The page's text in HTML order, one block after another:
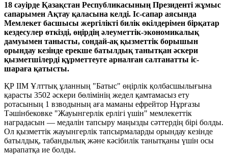
18 сәуірде Қазақстан Республикасының Президенті жұмыс
сапарымен Ақтау қаласына келді. Іс-сапар аясында
Мемлекет басшысы жергілікті билік өкілдерімен бірқатар
кездесулер өткізді, өңірдің әлеуметтік-экономикалық
дамуымен танысты, сондай-ақ қызметтік борышын
орындау кезінде ерекше батылдық танытқан әскери
қызметшілерді құрметтеуге арналған салтанатты іс-
шараға қатысты.
ҚР ІІМ Ұлттық ұланның "Батыс" өңірлік қолбасшылығына
қарасты 3502 әскери бөлімінің жедел қамтамасыз ету
ротасының 1 взводының аға маманы ефрейтор Нұрғазы
Тәшінбековке "Жауынгерлік ерлігі үшін" мемлекеттік
наградасын — медалін тапсыру маңызды сәттердің бірі болды.
Ол қызметтік жауынгерлік тапсырмаларды орындау кезінде
батылдық, табандылық және кәсібилік танытқаны үшін осы
марапатқа ие болды.